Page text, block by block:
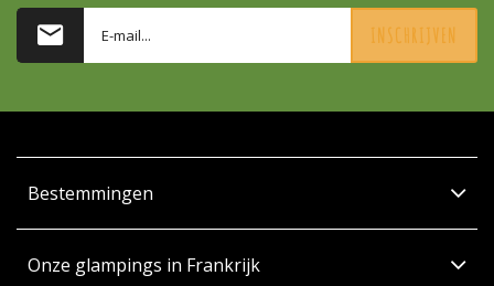
INSCHRIJVEN
Bestemmingen
Onze glampings in Frankrijk